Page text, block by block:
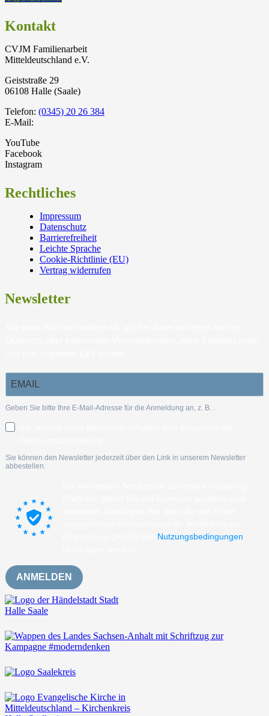
Kontakt
CVJM Familienarbeit
Mitteldeutschland e.V.
Geiststraße 29
06108 Halle (Saale)
Telefon: (0345) 20 26 384
E-Mail:
YouTube
Facebook
Instagram
Rechtliches
Impressum
Datenschutz
Barrierefreiheit
Leichte Sprache
Cookie-Richtlinie (EU)
Vertrag widerrufen
Newsletter
Geben Sie bitte Ihre E-Mail-Adresse für die Anmeldung an, z. B. .
Sie können den Newsletter jederzeit über den Link in unserem Newsletter
abbestellen.
Nutzungsbedingungen
ANMELDEN